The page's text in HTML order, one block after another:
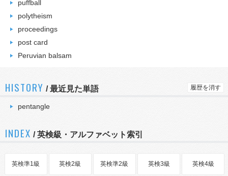
puffball
polytheism
proceedings
post card
Peruvian balsam
HISTORY /最近見た単語 履歴を消す
pentangle
INDEX / 英検級・アルファベット索引
英検準1級 英検2級 英検準2級 英検3級 英検4級